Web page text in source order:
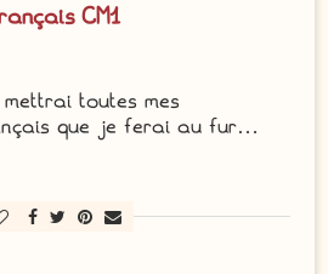
CM1
toutes mes
que je ferai au fur…